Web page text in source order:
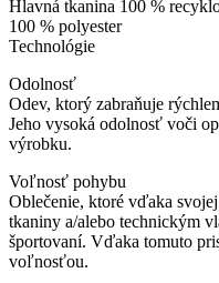
Hlavná tkanina 100 %
100 % polyester
Technológie
Odolnosť
Odev, ktorý zabraňuje
Jeho vysoká odolnosť voči
výrobku.
Voľnosť pohybu
Oblečenie, ktoré vďaka
tkaniny a/alebo technickým
športovaní. Vďaka tomuto
voľnosťou.